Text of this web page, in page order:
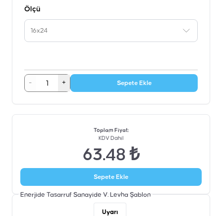
Ölçü
16x24
- + Sepete Ekle
Toplam Fiyat:
KDV Dahil
63.48 ₺
Sepete Ekle
Enerjide Tasarruf Sanayide V. Levha Şablon
Uyarı